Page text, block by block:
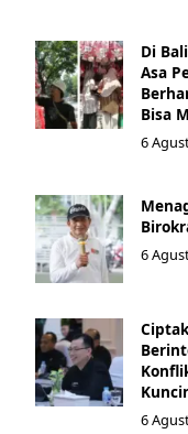
Di
Asa
Bisa
6
6
6